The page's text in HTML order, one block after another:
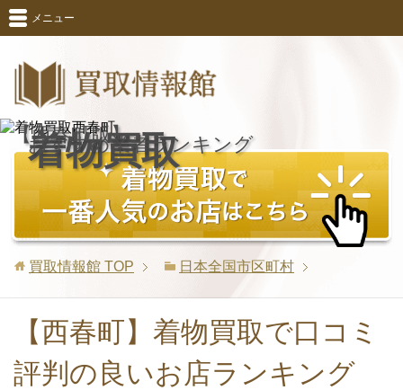
メニュー
【西春町版】
着物買取
おすすめ業者ランキング
買取情報館 TOP 日本全国市区町村
【西春町】着物買取で口コミ
評判の良いお店ランキング